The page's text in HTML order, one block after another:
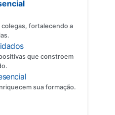
fortalecendo a
que constroem
sua formação.